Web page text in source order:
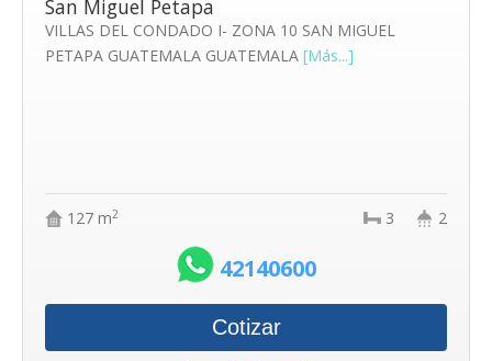
San Miguel Petapa
VILLAS DEL CONDADO I- ZONA 10 SAN MIGUEL
PETAPA GUATEMALA GUATEMALA [Más...]
127 m2 2
3
42140600
Cotizar